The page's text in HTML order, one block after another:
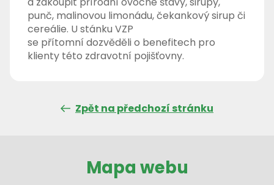
punč, malinovou limonádu, čekankový sirup či
cereálie. U stánku VZP
se přítomní dozvěděli o benefitech pro
klienty této zdravotní pojišťovny.
Zpět na předchozí stránku
Mapa webu